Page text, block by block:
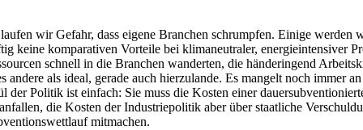
wir Gefahr, dass eigene Branchen schrumpfen. Einige werden
keine komparativen Vorteile bei klimaneutraler, energieintensiver
schnell in die Branchen wanderten, die händeringend
als ideal, gerade auch hierzulande. Es mangelt noch immer
Politik ist einfach: Sie muss die Kosten einer
die Kosten der Industriepolitik aber über staatliche
mitmachen.